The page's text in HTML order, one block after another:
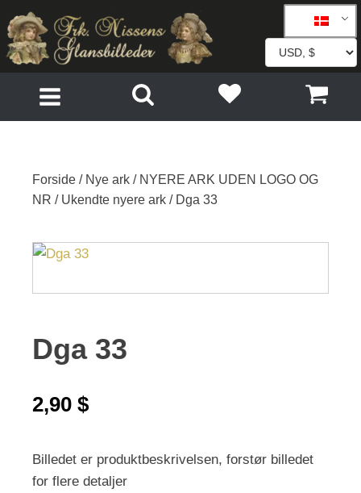
Forside / Nye ark / NYERE ARK UDEN LOGO OG
NR / Ukendte nyere ark / Dga 33
Dga 33
2,90 $
Billedet er produktbeskrivelsen, forstør billedet
for flere detaljer